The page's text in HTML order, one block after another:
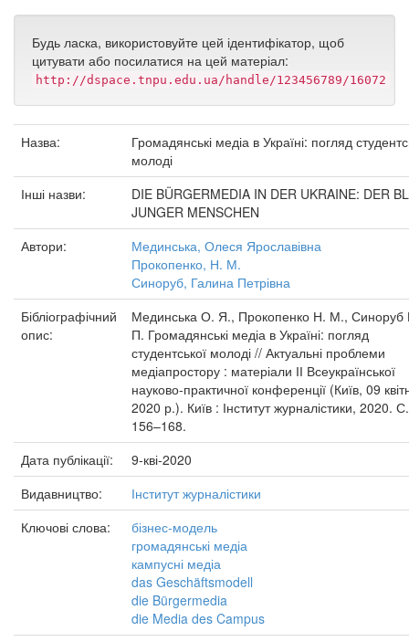
Будь ласка, використовуйте цей ідентифікатор, щоб
цитувати або посилатися на цей матеріал:
http://dspace.tnpu.edu.ua/handle/123456789/16072
Назва:
Громадянські медіа в Україні: погляд
молоді
Інші назви:
DIE BÜRGERMEDIA IN DER UKRAINE: DER
JUNGER MENSCHEN
Автори:
Мединська, Олеся Ярославівна
Прокопенко, Н. М.
Синоруб, Галина Петрівна
Бібліографічний
опис:
Мединська О. Я., Прокопенко Н. М., Синоруб
П. Громадянські медіа в Україні: погляд
студентської молоді // Актуальні проблеми
медіапростору : матеріали ІІ Всеукраїнської
науково-практичної конференції (Київ, 09
2020 р.). Київ : Інститут журналістики, 2020. С.
156–168.
Дата публікації:
9-кві-2020
Видавництво:
Інститут журналістики
Ключові слова:
бізнес-модель
громадянські медіа
кампусні медіа
das Geschäftsmodell
die Bürgermedia
die Media des Campus